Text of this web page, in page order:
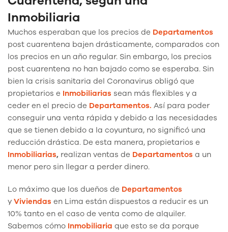
Inmobiliaria
Muchos esperaban que los precios de Departamentos
post cuarentena bajen drásticamente, comparados con
los precios en un año regular. Sin embargo, los precios
post cuarentena no han bajado como se esperaba. Sin
bien la crisis sanitaria del Coronavirus obligó que
propietarios e Inmobiliarias sean más flexibles y a
ceder en el precio de Departamentos. Así para poder
conseguir una venta rápida y debido a las necesidades
que se tienen debido a la coyuntura, no significó una
reducción drástica. De esta manera, propietarios e
Inmobiliarias, realizan ventas de Departamentos a un
menor pero sin llegar a perder dinero.
Lo máximo que los dueños de Departamentos
y Viviendas en Lima están dispuestos a reducir es un
10% tanto en el caso de venta como de alquiler.
Sabemos cómo Inmobiliaria que esto se da porque